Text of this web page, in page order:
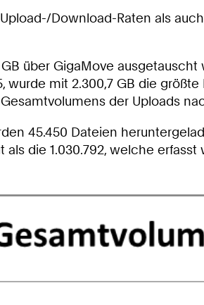
Download-Raten als
über GigaMove
wurde mit 2.300,7 GB die
der Uploads
45.450 Dateien
die 1.030.792, welche